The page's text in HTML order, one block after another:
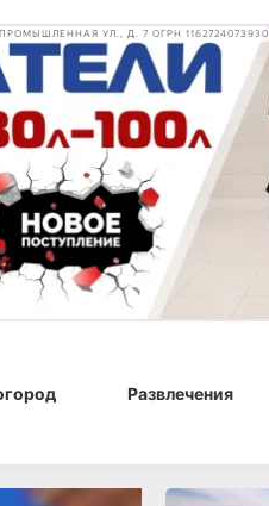
УЛ., Д. 7 ОГРН 1162724073930
Развлечения